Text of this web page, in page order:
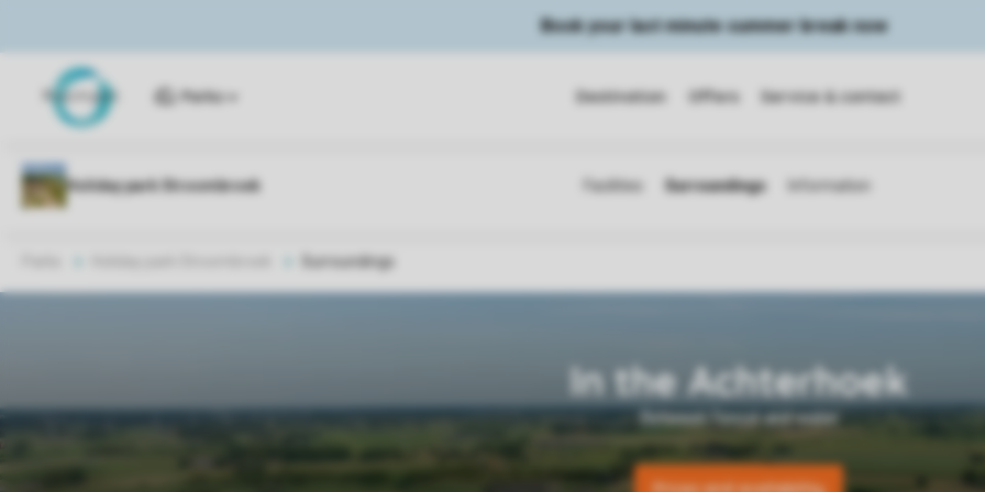
Book your last minute summer break now
Parks Destination Offers Service & contact
Surroundings